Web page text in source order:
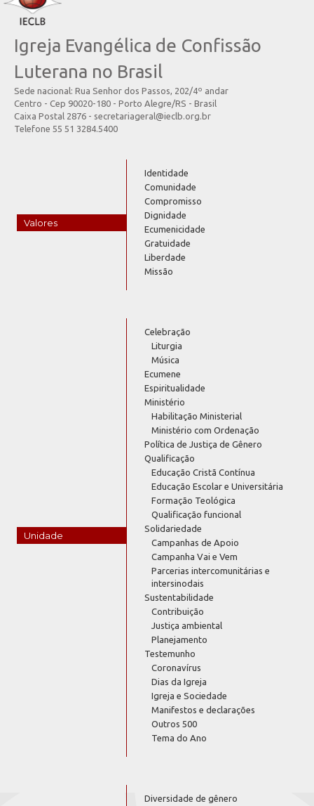
Igreja Evangélica de Confissão
Luterana no Brasil
Sede nacional: Rua Senhor dos Passos, 202/4º andar
Centro - Cep 90020-180 - Porto Alegre/RS - Brasil
Caixa Postal 2876 - secretariageral@ieclb.org.br
Telefone 55 51 3284.5400
Valores
Identidade
Comunidade
Compromisso
Dignidade
Ecumenicidade
Gratuidade
Liberdade
Missão
Unidade
Celebração
Liturgia
Música
Ecumene
Espiritualidade
Ministério
Habilitação Ministerial
Ministério com Ordenação
Política de Justiça de Gênero
Qualificação
Educação Cristã Contínua
Educação Escolar e Universitária
Formação Teológica
Qualificação funcional
Solidariedade
Campanhas de Apoio
Campanha Vai e Vem
Parcerias intercomunitárias e
intersinodais
Sustentabilidade
Contribuição
Justiça ambiental
Planejamento
Testemunho
Coronavírus
Dias da Igreja
Igreja e Sociedade
Manifestos e declarações
Outros 500
Tema do Ano
Diversidade de gênero